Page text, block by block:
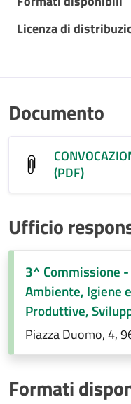
Licenza di
Documento
(PDF)
Ufficio
3^ Commissione
Ambiente, Igiene
Produttive,
Regolamenti di
Piazza Duomo, 4,
Formati